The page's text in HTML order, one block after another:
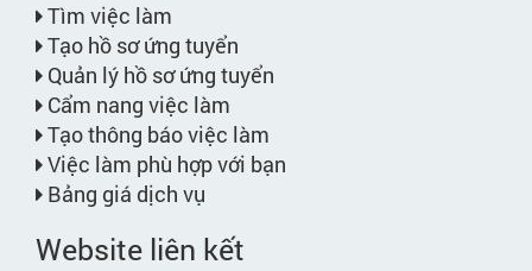
Tìm việc làm
Tạo hồ sơ ứng tuyển
Quản lý hồ sơ ứng tuyển
Cẩm nang việc làm
Tạo thông báo việc làm
Việc làm phù hợp với bạn
Bảng giá dịch vụ
Website liên kết